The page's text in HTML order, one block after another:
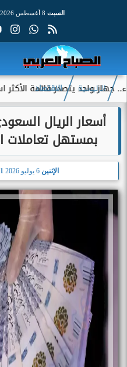
السبت
واحد يتصدر قائمة الأكثر
الرئيسية الاقتصاد
أسعار الريال
بمستهل تعاملات الاثنين 6
الإثنين 6 يوليو 2026